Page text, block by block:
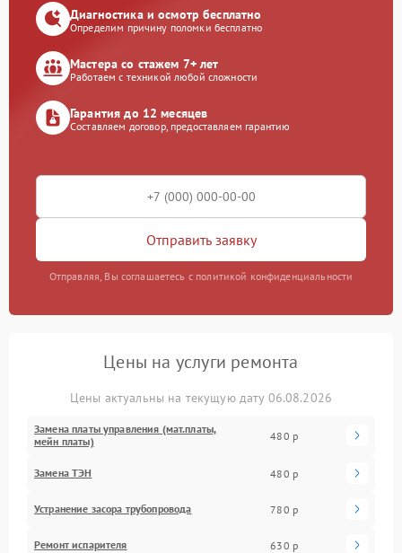
Диагностика и осмотр бесплатно
Определим причину поломки бесплатно
Мастера со стажем 7+ лет
Работаем с техникой любой сложности
Гарантия до 12 месяцев
Составляем договор, предоставляем гарантию
Отправить заявку
Отправляя, Вы соглашаетесь с политикой конфиденциальности
Цены на услуги ремонта
Цены актуальны на текущую дату 06.08.2026
Замена платы управления (мат.платы,
мейн платы)
480 р
Замена ТЭН 480 р
Устранение засора трубопровода 780 р
Ремонт испарителя 630 р